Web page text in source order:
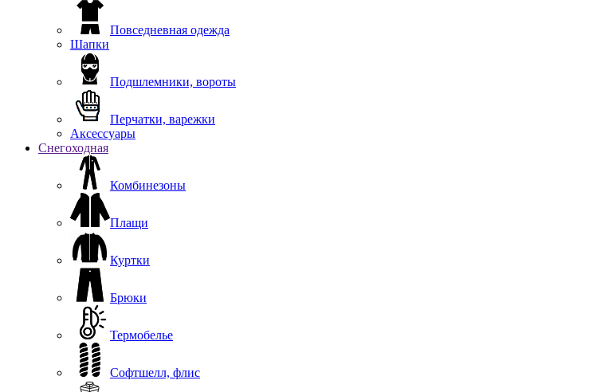
Повседневная одежда
Шапки
Подшлемники, вороты
Перчатки, варежки
Аксессуары
Снегоходная
Комбинезоны
Плащи
Куртки
Брюки
Термобелье
Софтшелл, флис